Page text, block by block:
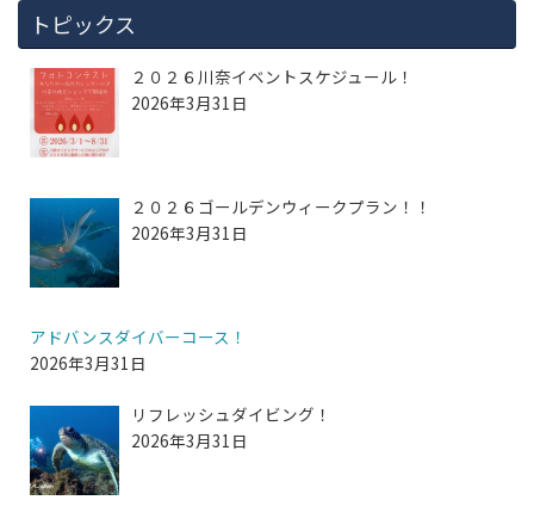
トピックス
２０２６川奈イベントスケジュール！
2026年3月31日
２０２６ゴールデンウィークプラン！！
2026年3月31日
アドバンスダイバーコース！
2026年3月31日
リフレッシュダイビング！
2026年3月31日